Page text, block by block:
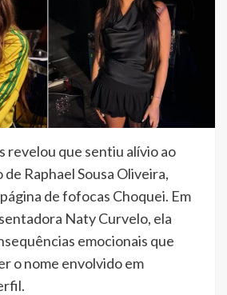
revelou que sentiu alívio ao
Raphael Sousa Oliveira,
de fofocas Choquei. Em
Naty Curvelo, ela
emocionais que
o nome envolvido em